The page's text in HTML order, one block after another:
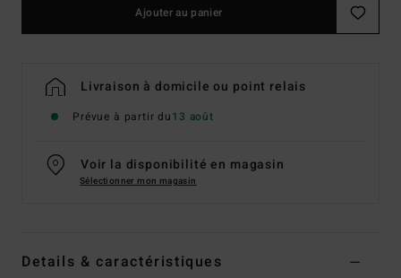
Ajouter au panier
Livraison à domicile ou point relais
Prévue à partir du13 août
Voir la disponibilité en magasin
Sélectionner mon magasin
Details & caractéristiques